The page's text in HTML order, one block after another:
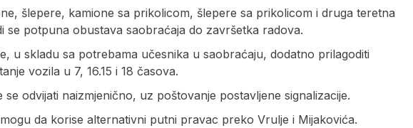
šlepere, kamione sa prikolicom, šlepere sa prikolicom i druga teretna
potpuna obustava saobraćaja do završetka radova.
u skladu sa potrebama učesnika u saobraćaju, dodatno prilagoditi
vozila u 7, 16.15 i 18 časova.
odvijati naizmjenično, uz poštovanje postavljene signalizacije.
da korise alternativni putni pravac preko Vrulje i Mijakovića.